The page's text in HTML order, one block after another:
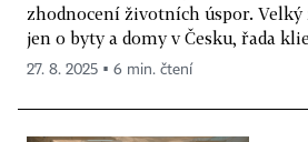
zhodnocení životních úspor. Velký
jen o byty a domy v Česku, řada
27. 8. 2025 ▪ 6 min. čtení